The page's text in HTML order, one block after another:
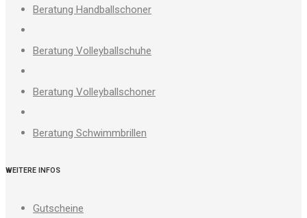
Beratung Handballschoner
Beratung Volleyballschuhe
Beratung Volleyballschoner
Beratung Schwimmbrillen
WEITERE INFOS
Gutscheine